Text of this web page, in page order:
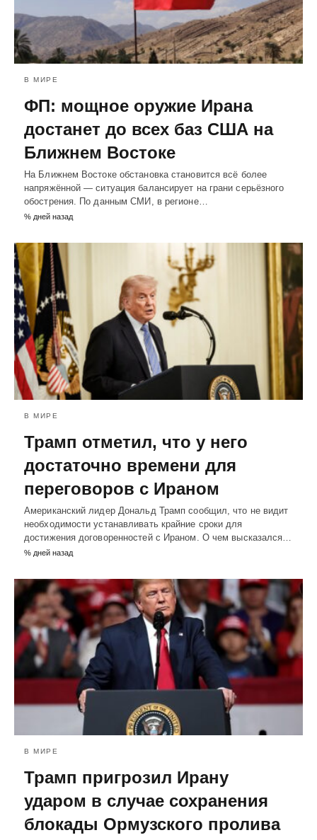
В МИРЕ
ФП: мощное оружие Ирана
достанет до всех баз США на
Ближнем Востоке
На Ближнем Востоке обстановка становится всё более
напряжённой — ситуация балансирует на грани серьёзного
обострения. По данным СМИ, в регионе…
% дней назад
В МИРЕ
Трамп отметил, что у него
достаточно времени для
переговоров с Ираном
Американский лидер Дональд Трамп сообщил, что не видит
необходимости устанавливать крайние сроки для
достижения договоренностей с Ираном. О чем высказался…
% дней назад
В МИРЕ
Трамп пригрозил Ирану
ударом в случае сохранения
блокады Ормузского пролива